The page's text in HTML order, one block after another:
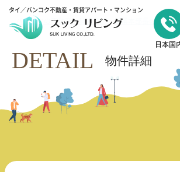
タイ／バンコク不動産・賃貸アパート・マンション
日本国
バンコクの不動産・賃貸 TOP >営業本部長の熱血レ
DETAIL 物件詳細